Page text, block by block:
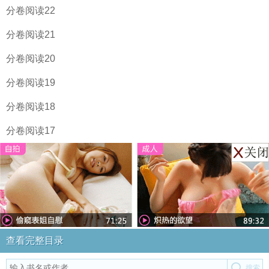
分卷阅读22
分卷阅读21
分卷阅读20
分卷阅读19
分卷阅读18
分卷阅读17
查看完整目录